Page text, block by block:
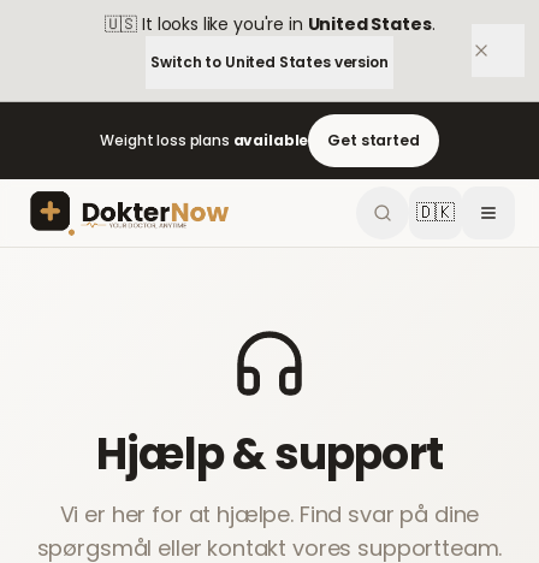
🇺🇸 It looks like you're in United States.
Switch to United Statesversion
Weight loss plans available Get started
🇩🇰
Hjælp & support
Vi er her for at hjælpe. Find svar på dine
spørgsmål eller kontakt vores supportteam.